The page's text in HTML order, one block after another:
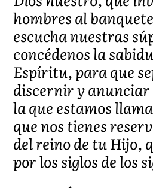
hombres al
escucha nuestras
concédenos la
Espíritu, para que
discernir y anunciar
la que estamos
que nos tienes
del reino de tu Hijo,
por los siglos de los